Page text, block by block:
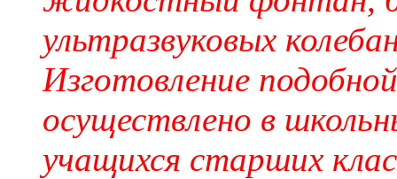
ультразвуковых
Изготовление
осуществлено в
учащихся старших